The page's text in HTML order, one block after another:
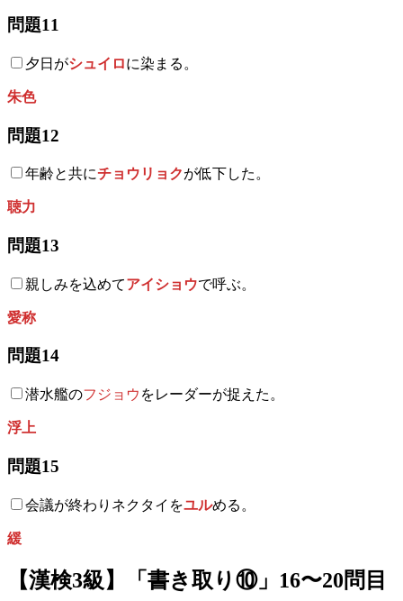
問題11
夕日がシュイロに染まる。
朱色
問題12
年齢と共にチョウリョクが低下した。
聴力
問題13
親しみを込めてアイショウで呼ぶ。
愛称
問題14
潜水艦のフジョウ をレーダーが捉えた。
浮上
問題15
会議が終わりネクタイをユルめる。
緩
【漢検3級】「書き取り⑩」16〜20問目